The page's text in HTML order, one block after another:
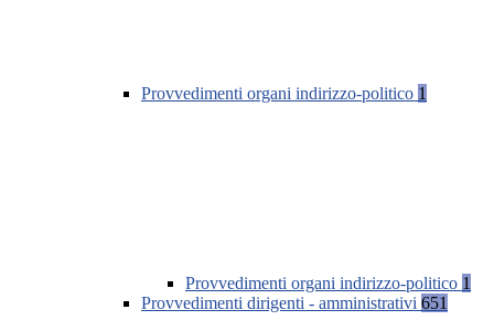
Provvedimenti organi indirizzo-politico 1
Provvedimenti organi indirizzo-politico 1
Provvedimenti dirigenti - amministrativi 651